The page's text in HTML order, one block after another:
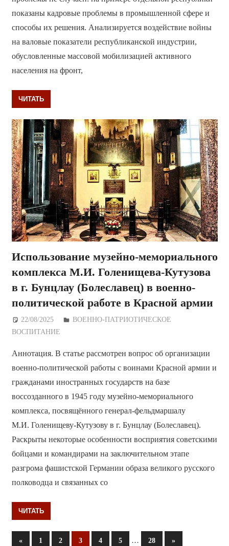
показаны кадровые проблемы в промышленной сфере и
способы их решения. Анализируется воздействие войны
на валовые показатели республиканской индустрии,
обусловленные массовой мобилизацией активного
населения на фронт,
ЧИТАТЬ
Использование музейно-мемориального
комплекса М.И. Голенищева-Кутузова
в г. Бунцлау (Болеславец) в военно-
политической работе в Красной армии
22/08/2025 Дежурный по Редакции
ВОЕННО-ПАТРИОТИЧЕСКОЕ
ВОСПИТАНИЕ
Аннотация. В статье рассмотрен вопрос об организации
военно-политической работы с воинами Красной армии и
гражданами иностранных государств на базе
воссозданного в 1945 году музейно-мемориального
комплекса, посвящённого генерал-фельдмаршалу
М.И. Голенищеву-Кутузову в г. Бунцлау (Болеславец).
Раскрыты некоторые особенности восприятия советскими
бойцами и командирами на заключительном этапе
разгрома фашистской Германии образа великого русского
полководца и связанных со
ЧИТАТЬ
Пагинация
«Предыдущие
1 2 3 4 5 … 28 Следующие
»